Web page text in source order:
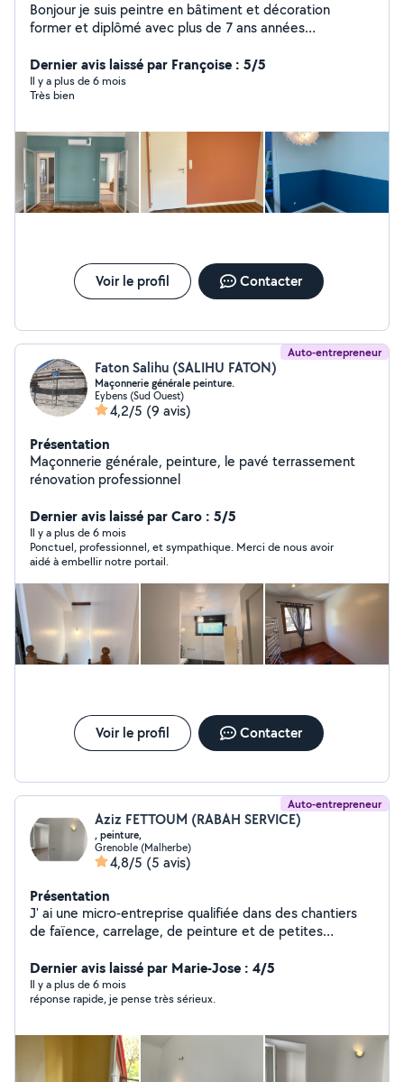
Bonjour je suis peintre en bâtiment et décoration
former et diplômé avec plus de 7 ans années
peinture intérieur, pose toile de verre , pose tapisserie,
préparation des murs, revêtement muraux, joints de
placo, petit travaux de placo vous pouvez me contacter
meuble et autres bricoles
Dernier avis laissé par Françoise : 5/5
Il y a plus de 6 mois
Très bien
Voir le profil Contacter
Auto-entrepreneur
Faton Salihu (SALIHU FATON)
Maçonnerie générale peinture.
Eybens (Sud Ouest)
4,2/5 (9 avis)
Présentation
Maçonnerie générale, peinture, le pavé terrassement
rénovation professionnel
Dernier avis laissé par Caro : 5/5
Il y a plus de 6 mois
Ponctuel, professionnel, et sympathique. Merci de nous avoir
aidé à embellir notre portail.
Voir le profil Contacter
Auto-entrepreneur
Aziz FETTOUM (RABAH SERVICE)
, peinture,
Grenoble (Malherbe)
4,8/5 (5 avis)
Présentation
J' ai une micro-entreprise qualifiée dans des chantiers
de faïence, carrelage, de peinture et de petites
Notre travail est très propre. j'ai déjà mon KBIS et mon
inscription à l'URSSAF. Je peux me rendre disponible,
assez rapidement.
Dernier avis laissé par Marie-Jose : 4/5
Il y a plus de 6 mois
réponse rapide, je pense très sérieux.